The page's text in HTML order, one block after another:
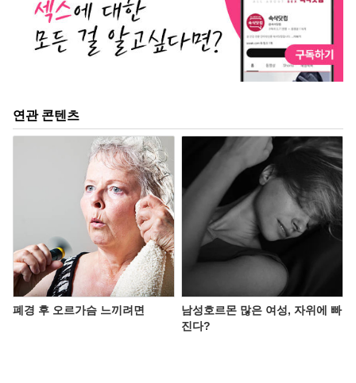
연관 콘텐츠
폐경 후 오르가슴 느끼려면
남성호르몬 많은 여성, 자위에 빠
진다?